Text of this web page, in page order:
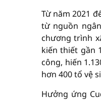
Từ năm 2021
từ nguồn
chương trình
kiến thiết gần
công, hiến
hơn 400 tổ vệ
Hưởng ứng